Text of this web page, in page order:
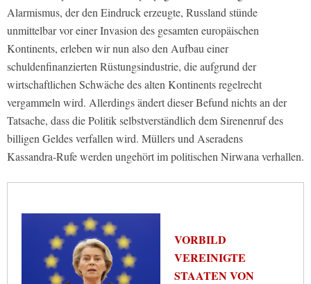
Alarmismus, der den Eindruck erzeugte, Russland stünde
unmittelbar vor einer Invasion des gesamten europäischen
Kontinents, erleben wir nun also den Aufbau einer
schuldenfinanzierten Rüstungsindustrie, die aufgrund der
wirtschaftlichen Schwäche des alten Kontinents regelrecht
vergammeln wird. Allerdings ändert dieser Befund nichts an der
Tatsache, dass die Politik selbstverständlich dem Sirenenruf des
billigen Geldes verfallen wird. Müllers und Aseradens
Kassandra‑Rufe werden ungehört im politischen Nirwana verhallen.
VORBILD
VEREINIGTE
STAATEN VON